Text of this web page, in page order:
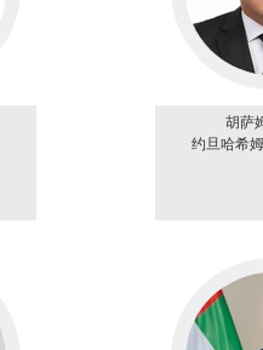
胡萨
约旦哈希